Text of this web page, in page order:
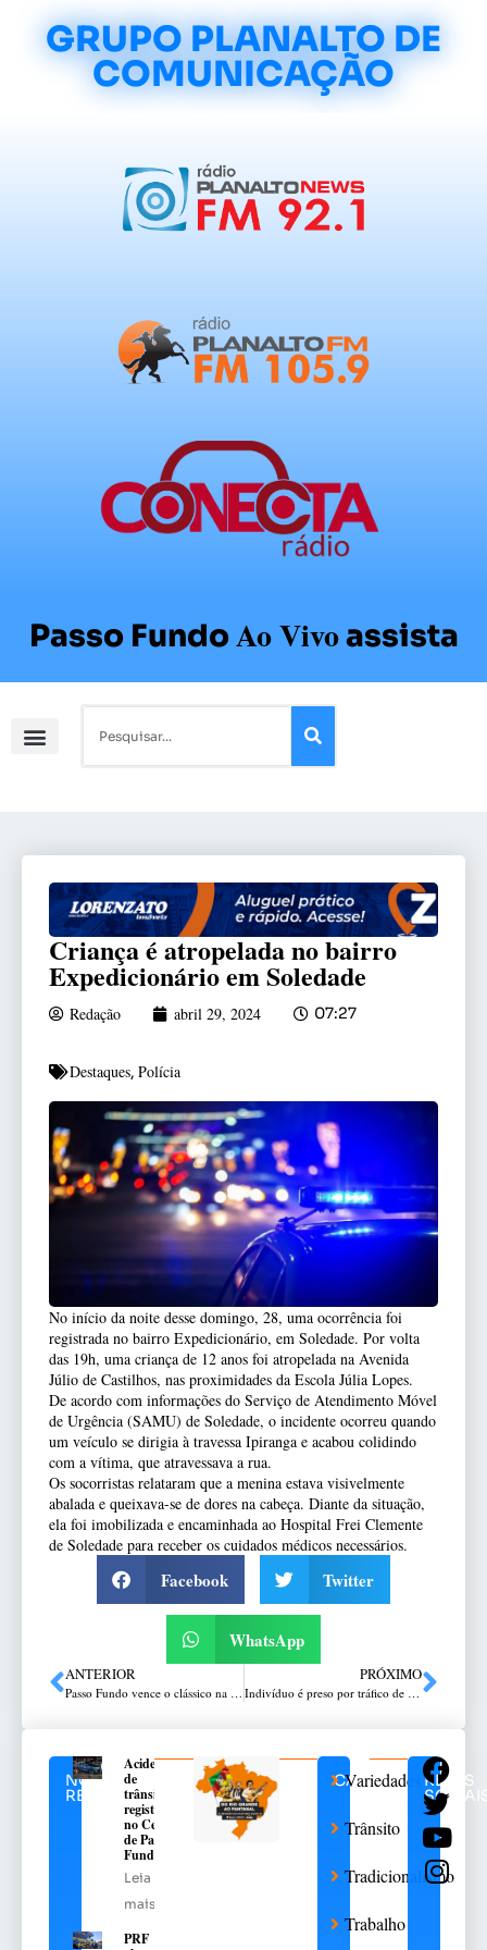
GRUPO PLANALTO DE
COMUNICAÇÃO
Passo FundoAo Vivoassista
Criança é atropelada no bairro
Expedicionário em Soledade
Redação abril 29, 2024 07:27
Destaques, Polícia
No início da noite desse domingo, 28, uma ocorrência foi
registrada no bairro Expedicionário, em Soledade. Por volta
das 19h, uma criança de 12 anos foi atropelada na Avenida
Júlio de Castilhos, nas proximidades da Escola Júlia Lopes.
De acordo com informações do Serviço de Atendimento Móvel
de Urgência (SAMU) de Soledade, o incidente ocorreu quando
um veículo se dirigia à travessa Ipiranga e acabou colidindo
com a vítima, que atravessava a rua.
Os socorristas relataram que a menina estava visivelmente
abalada e queixava-se de dores na cabeça. Diante da situação,
ela foi imobilizada e encaminhada ao Hospital Frei Clemente
de Soledade para receber os cuidados médicos necessários.
Facebook Twitter
WhatsApp
ANTERIOR
Passo Fundo vence o clássico na Be8 Arena
PRÓXIMO
Indivíduo é preso por tráfico de entorpecentes em Santa Rosa
NOTÍCIAS
RELACIONADAS
Acidente
de
trânsito
registrado
no Centro
de Passo
Fundo
Leia
mais
PRF
CATEGORIAS
Variedades
Trânsito
Tradicionalismo
Trabalho
REDES